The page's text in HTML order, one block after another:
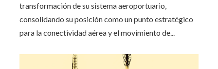
transformación de su sistema aeroportuario,
consolidando su posición como un punto estratégico
para la conectividad aérea y el movimiento de...